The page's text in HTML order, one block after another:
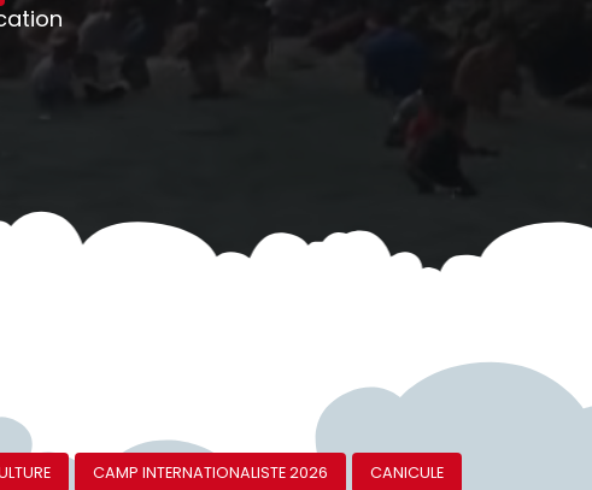
CAMP INTERNATIONALISTE 2026 CANICULE